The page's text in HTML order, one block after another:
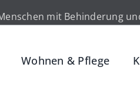
mit Behinderung
Wohnen & Pflege